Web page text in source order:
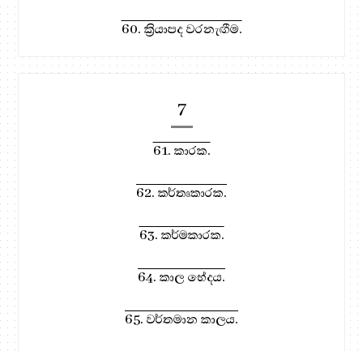
60. ක්‍රියාපද වරනැඟීම.
7
61. කාරක.
62. කර්තෘකාරක.
63. කර්මකාරක.
64. කාල භේදය.
65. වර්තමාන කාලය.